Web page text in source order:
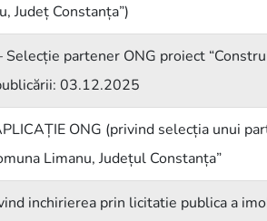
Județ Constanța”)
Selecție partener ONG proiect
03.12.2025
ONG (privind selecția unui
Limanu, Județul Constanța”
inchirierea prin licitatie publica a